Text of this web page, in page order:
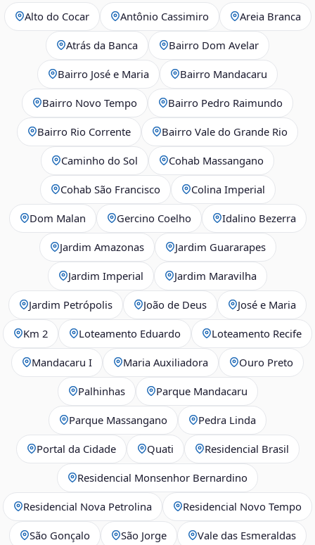
Alto do Cocar Antônio Cassimiro Areia Branca
Atrás da Banca Bairro Dom Avelar
Bairro José e Maria Bairro Mandacaru
Bairro Novo Tempo Bairro Pedro Raimundo
Bairro Rio Corrente Bairro Vale do Grande Rio
Caminho do Sol Cohab Massangano
Cohab São Francisco Colina Imperial
Dom Malan Gercino Coelho Idalino Bezerra
Jardim Amazonas Jardim Guararapes
Jardim Imperial Jardim Maravilha
Jardim Petrópolis João de Deus José e Maria
Km 2 Loteamento Eduardo Loteamento Recife
Mandacaru I Maria Auxiliadora Ouro Preto
Palhinhas Parque Mandacaru
Parque Massangano Pedra Linda
Portal da Cidade Quati Residencial Brasil
Residencial Monsenhor Bernardino
Residencial Nova Petrolina Residencial Novo Tempo
São Gonçalo São Jorge Vale das Esmeraldas